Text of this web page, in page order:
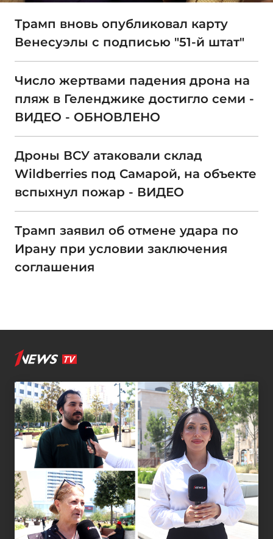
Трамп вновь опубликовал карту
Венесуэлы с подписью "51-й штат"
Число жертвами падения дрона на
пляж в Геленджике достигло семи -
ВИДЕО - ОБНОВЛЕНО
Дроны ВСУ атаковали склад
Wildberries под Самарой, на объекте
вспыхнул пожар - ВИДЕО
Трамп заявил об отмене удара по
Ирану при условии заключения
соглашения